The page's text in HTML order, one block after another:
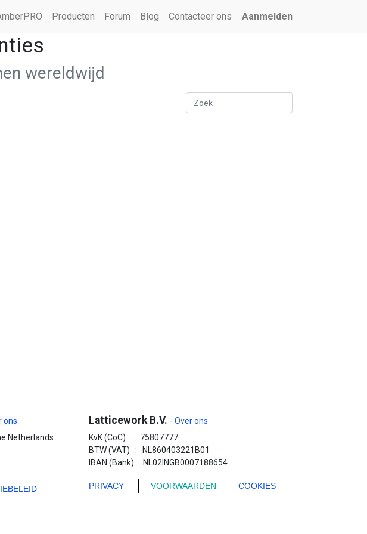
Producten Forum Blog Contacteer ons Aanmelden
wereldwijd
ons
Netherlands
Latticework B.V. - Over ons
KvK (CoC) : 75807777
BTW (VAT) : NL860403221B01
IBAN (Bank) : NL02INGB0007188654
PRIVACY VOORWAARDEN COOKIES